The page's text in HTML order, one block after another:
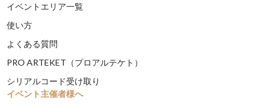
イベントエリア一覧
使い方
よくある質問
PRO ARTEKET（プロアルテケト）
シリアルコード受け取り
イベント主催者様へ